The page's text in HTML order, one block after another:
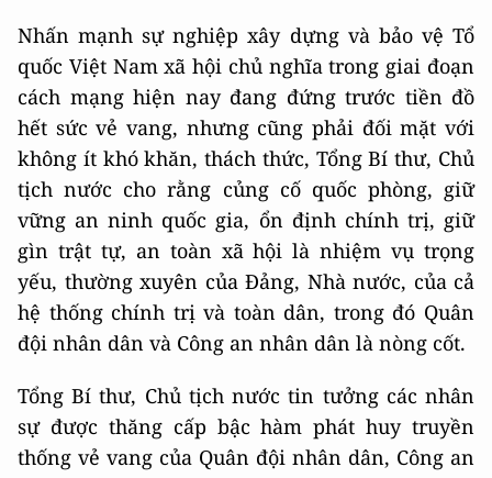
Nhấn mạnh sự nghiệp xây dựng và bảo vệ Tổ
quốc Việt Nam xã hội chủ nghĩa trong giai đoạn
cách mạng hiện nay đang đứng trước tiền đồ
hết sức vẻ vang, nhưng cũng phải đối mặt với
không ít khó khăn, thách thức, Tổng Bí thư, Chủ
tịch nước cho rằng củng cố quốc phòng, giữ
vững an ninh quốc gia, ổn định chính trị, giữ
gìn trật tự, an toàn xã hội là nhiệm vụ trọng
yếu, thường xuyên của Đảng, Nhà nước, của cả
hệ thống chính trị và toàn dân, trong đó Quân
đội nhân dân và Công an nhân dân là nòng cốt.
Tổng Bí thư, Chủ tịch nước tin tưởng các nhân
sự được thăng cấp bậc hàm phát huy truyền
thống vẻ vang của Quân đội nhân dân, Công an